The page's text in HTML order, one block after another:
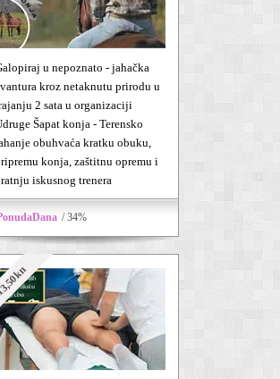
u nepoznato - jahačka
kroz netaknutu prirodu u
2 sata u organizaciji
Šapat konja - Terensko
obuhvaća kratku obuku,
konja, zaštitnu opremu i
iskusnog trenera
/ 34%